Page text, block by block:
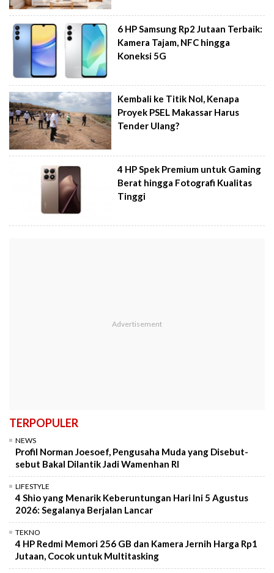
6 HP Samsung Rp2 Jutaan Terbaik:
Kamera Tajam, NFC hingga
Koneksi 5G
Kembali ke Titik Nol, Kenapa
Proyek PSEL Makassar Harus
Tender Ulang?
4 HP Spek Premium untuk Gaming
Berat hingga Fotografi Kualitas
Tinggi
TERPOPULER
NEWS
Profil Norman Joesoef, Pengusaha Muda yang Disebut-
sebut Bakal Dilantik Jadi Wamenhan RI
LIFESTYLE
4 Shio yang Menarik Keberuntungan Hari Ini 5 Agustus
2026: Segalanya Berjalan Lancar
TEKNO
4 HP Redmi Memori 256 GB dan Kamera Jernih Harga Rp1
Jutaan, Cocok untuk Multitasking